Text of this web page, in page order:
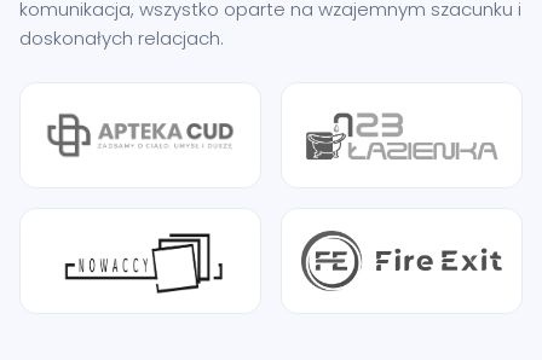
komunikacja, wszystko oparte na wzajemnym szacunku i
doskonałych relacjach.